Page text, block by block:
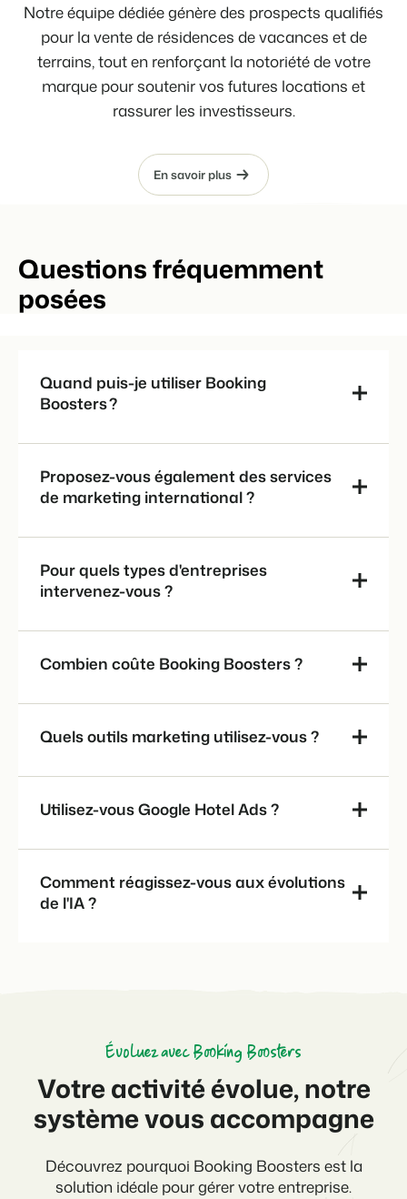
Notre équipe dédiée génère des prospects qualifiés
pour la vente de résidences de vacances et de
terrains, tout en renforçant la notoriété de votre
marque pour soutenir vos futures locations et
rassurer les investisseurs.
En savoir plus
Questions fréquemment
posées
Quand puis-je utiliser Booking
Boosters ?
Proposez-vous également des services
de marketing international ?
Pour quels types d'entreprises
intervenez-vous ?
Parcs de vacances et campings
immobiliers
Combien coûte Booking Boosters ?
Quels outils marketing utilisez-vous ?
Utilisez-vous Google Hotel Ads ?
Comment réagissez-vous aux évolutions
de l'IA ?
Évoluez avec Booking Boosters
Votre activité évolue, notre
système vous accompagne
Découvrez pourquoi Booking Boosters est la
solution idéale pour gérer votre entreprise.